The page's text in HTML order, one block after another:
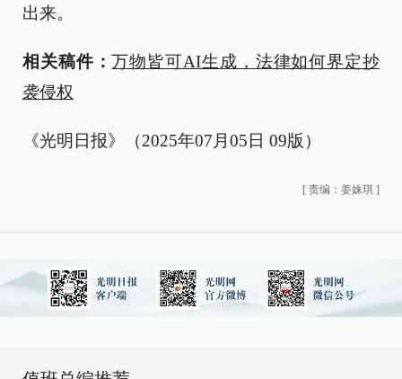
出来。
相关稿件：万物皆可AI生成，法律如何界定抄
袭侵权
《光明日报》（2025年07月05日 09版）
[ 责编：姜姝琪 ]